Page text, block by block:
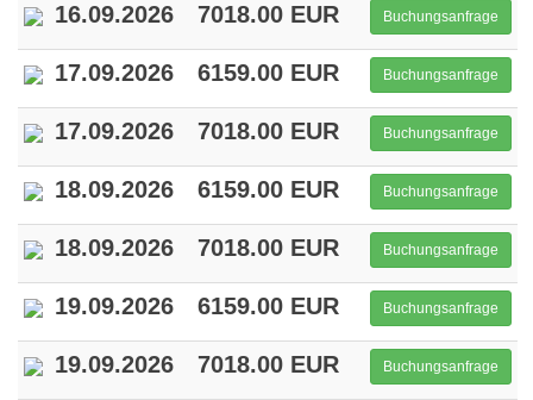
16.09.2026 7018.00 EUR Buchungsanfrage
17.09.2026 6159.00 EUR Buchungsanfrage
17.09.2026 7018.00 EUR Buchungsanfrage
18.09.2026 6159.00 EUR Buchungsanfrage
18.09.2026 7018.00 EUR Buchungsanfrage
19.09.2026 6159.00 EUR Buchungsanfrage
19.09.2026 7018.00 EUR Buchungsanfrage